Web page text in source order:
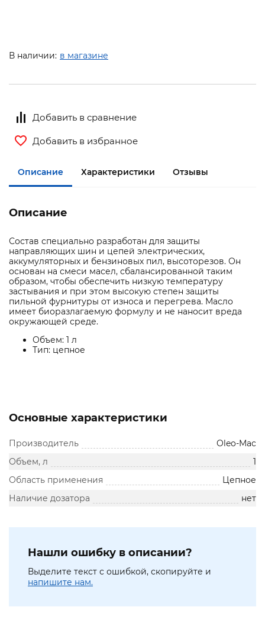
В наличии: в магазине
Добавить в сравнение
Добавить в избранное
Описание Характеристики Отзывы
Описание
Состав специально разработан для защиты
направляющих шин и цепей электрических,
аккумуляторных и бензиновых пил, высоторезов. Он
основан на смеси масел, сбалансированной таким
образом, чтобы обеспечить низкую температуру
застывания и при этом высокую степен защиты
пильной фурнитуры от износа и перегрева. Масло
имеет биоразлагаемую формулу и не наносит вреда
окружающей среде.
Объем: 1 л
Тип: цепное
Основные характеристики
Производитель
Oleo-Mac
Объем, л
1
Область применения
Цепное
Наличие дозатора
нет
Нашли ошибку в описании?
Выделите текст с ошибкой, скопируйте и
напишите нам.